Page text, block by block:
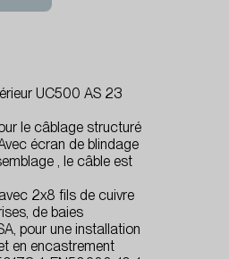
UC500 AS 23
le câblage structuré
écran de blindage
, le câble est
2x8 fils de cuivre
de baies
pour une installation
en encastrement